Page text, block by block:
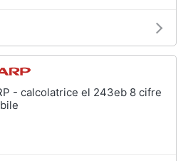
- calcolatrice el 243eb 8 cifre